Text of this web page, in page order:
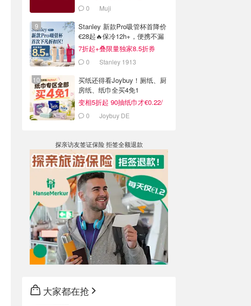
0 Muji
Stanley 新款Pro吸管杯首降价
€28起🔥保冷12h+，便携不漏
水
7折起+叠限量独家8.5折券
0 Stanley 1913
买纸还得看Joybuy！厕纸、厨
房纸、纸巾全买4免1
变相5折起 90抽纸巾才€0.22/
包 0 Joybuy DE
探亲访友签证保险 拒签全额退款
大家都在抢